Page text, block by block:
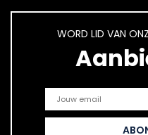
WORD LID VAN